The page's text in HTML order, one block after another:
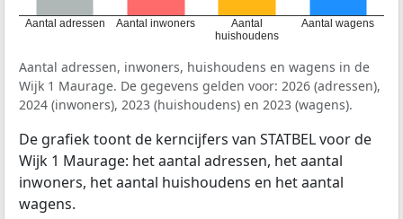
Aantal adressen Aantal inwoners
Aantal
huishoudens
Aantal wagens
Aantal adressen, inwoners, huishoudens en wagens in de
Wijk 1 Maurage. De gegevens gelden voor: 2026 (adressen),
2024 (inwoners), 2023 (huishoudens) en 2023 (wagens).
De grafiek toont de kerncijfers van STATBEL voor de
Wijk 1 Maurage: het aantal adressen, het aantal
inwoners, het aantal huishoudens en het aantal
wagens.